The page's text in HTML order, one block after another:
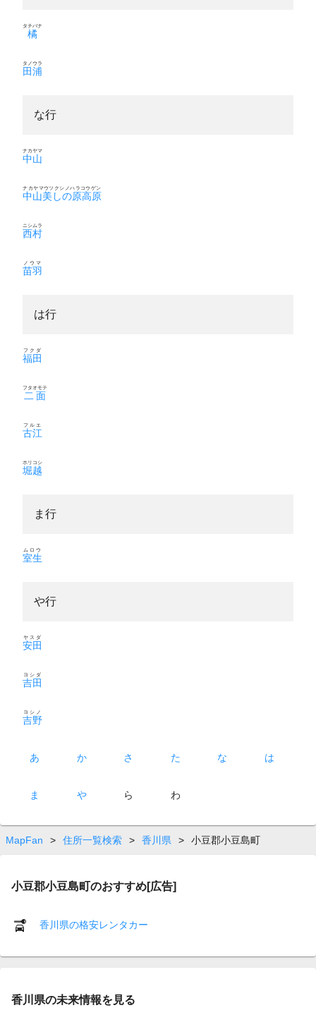
橘
タチバナ
田浦
タノウラ
な行
中山
ナカヤマ
中山美しの原高原
ナカヤマウツクシノハラコウゲン
西村
ニシムラ
苗羽
ノウマ
は行
福田
フクダ
二面
フタオモテ
古江
フルエ
堀越
ホリコシ
ま行
室生
ムロウ
や行
安田
ヤスダ
吉田
ヨシダ
吉野
ヨシノ
あ か さ た な は
ま や ら わ
MapFan > 住所一覧検索 > 香川県 > 小豆郡小豆島町
小豆郡小豆島町のおすすめ[広告]
香川県の格安レンタカー
香川県の未来情報を見る